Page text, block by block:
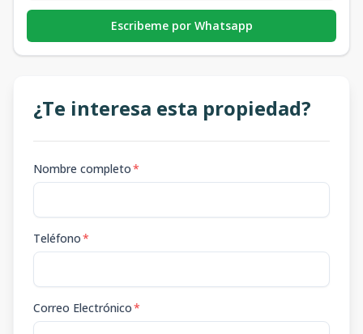
Escribeme por Whatsapp
¿Te interesa esta propiedad?
Nombre completo*
Teléfono*
Correo Electrónico*